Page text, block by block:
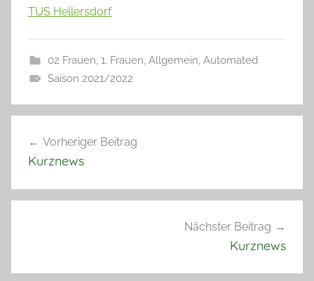
TUS Hellersdorf
02 Frauen, 1. Frauen, Allgemein, Automated
Saison 2021/2022
Vorheriger Beitrag
Kurznews
Nächster Beitrag
Kurznews